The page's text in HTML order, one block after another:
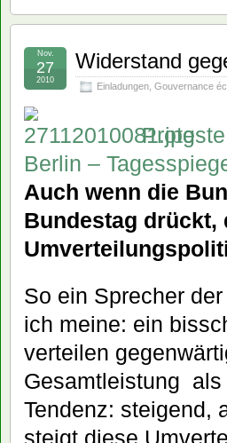
Widerstand
Einladungen Gouvernance
Nov.
27
2010
Berlin –
Auch wenn die
Bundestag drückt,
So ein Sprecher
ich meine: ein
verteilen
Gesamtleistung als
Tendenz: steigend,
steigt diese